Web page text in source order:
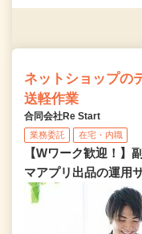
ネットショップの
送軽作業
合同会社Re Start
業務委託 在宅・内職
【Wワーク歓迎！】
マアプリ出品の運用